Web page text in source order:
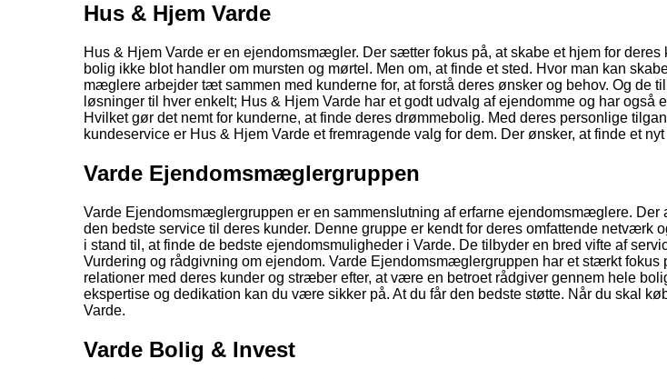
Hus & Hjem Varde
Hus & Hjem Varde er en ejendomsmægler. Der sætter fokus på, at skabe et hjem for deres
bolig ikke blot handler om mursten og mørtel. Men om, at finde et sted. Hvor man kan
mæglere arbejder tæt sammen med kunderne for, at forstå deres ønsker og behov. Og de
løsninger til hver enkelt; Hus & Hjem Varde har et godt udvalg af ejendomme og har
Hvilket gør det nemt for kunderne, at finde deres drømmebolig. Med deres personlige
kundeservice er Hus & Hjem Varde et fremragende valg for dem. Der ønsker, at finde et nyt
Varde Ejendomsmæglergruppen
Varde Ejendomsmæglergruppen er en sammenslutning af erfarne ejendomsmæglere. Der
den bedste service til deres kunder. Denne gruppe er kendt for deres omfattende netværk
i stand til, at finde de bedste ejendomsmuligheder i Varde. De tilbyder en bred vifte af
Vurdering og rådgivning om ejendom. Varde Ejendomsmæglergruppen har et stærkt fokus
relationer med deres kunder og stræber efter, at være en betroet rådgiver gennem hele
ekspertise og dedikation kan du være sikker på. At du får den bedste støtte. Når du skal
Varde.
Varde Bolig & Invest